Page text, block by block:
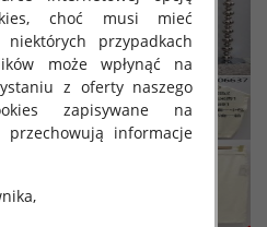
choć musi mieć
przypadkach
może wpłynąć na
z oferty naszego
zapisywane na
przechowują informacje